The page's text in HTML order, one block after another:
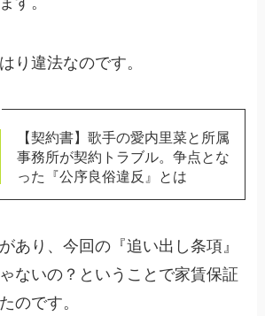
り違法なのです。
【契約書】歌手の愛内里菜と所属
事務所が契約トラブル。争点とな
った『公序良俗違反』とは
あり、今回の『追い出し条項』
ないの？ということで家賃保証
のです。